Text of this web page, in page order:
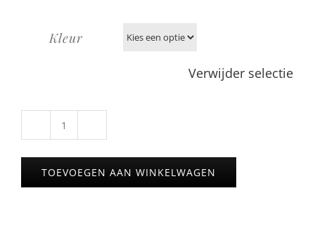
Kleur
Verwijder selectie
AMY
Deluxe
SS10
TOEVOEGEN AAN WINKELWAGEN